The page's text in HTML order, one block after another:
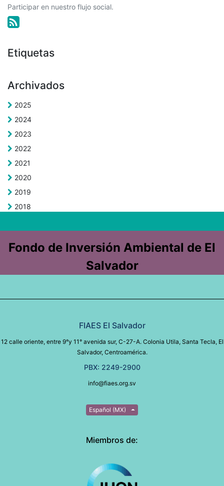
Participar en nuestro flujo social.
Etiquetas
Archivados
2025
2024
2023
2022
2021
2020
2019
2018
Fondo de Inversión Ambiental de El
Salvador
FIAES El Salvador
12 calle oriente, entre 9°y 11° avenida sur, C-27-A. Colonia Utila, Santa Tecla, El
Salvador, Centroamérica.
PBX: 2249-2900
info@fiaes.org.sv
Español (MX)
Miembros de: